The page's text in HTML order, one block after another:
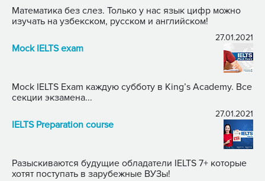
Математика без слез. Только у нас язык цифр можно
изучать на узбекском, русском и английском!
27.01.2021
Mock IELTS exam
Mock IELTS Exam каждую субботу в King’s Academy. Все
секции экзамена...
27.01.2021
IELTS Preparation course
Разыскиваются будущие обладатели IELTS 7+ которые
хотят поступать в зарубежные ВУЗы!